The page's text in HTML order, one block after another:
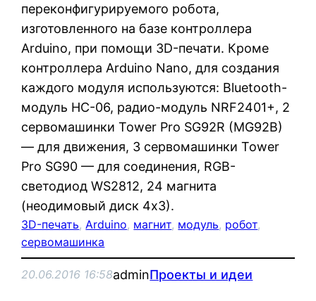
переконфигурируемого робота,
изготовленного на базе контроллера
Arduino, при помощи 3D-печати. Кроме
контроллера Arduino Nano, для создания
каждого модуля используются: Bluetooth-
модуль HC-06, радио-модуль NRF2401+, 2
сервомашинки Tower Pro SG92R (MG92B)
— для движения, 3 сервомашинки Tower
Pro SG90 — для соединения, RGB-
светодиод WS2812, 24 магнита
(неодимовый диск 4х3).
3D-печать, Arduino, магнит, модуль, робот
сервомашинка
20.06.2016 16:58adminПроекты и идеи